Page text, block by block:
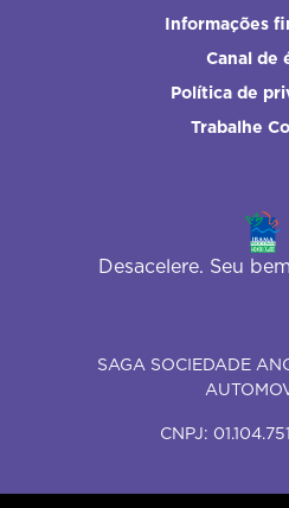
Informações
Canal de
Política de
Trabalhe
Desacelere. Seu
SAGA SOCIEDADE
CNPJ: